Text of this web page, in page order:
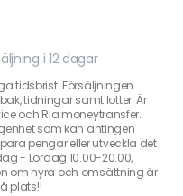
i 12 dagar
tidsbrist. Försäljningen
tidningar samt lotter. Är
och Ria moneytransfer.
som kan antingen
pengar eller utveckla det
- Lördag 10.00-20.00,
om hyra och omsättning är
plats!!